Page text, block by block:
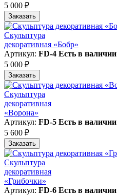
5 000 ₽
Заказать
Скульптура
декоративная «Бобр»
Артикул: FD-4 Есть в наличии
5 000 ₽
Заказать
Скульптура
декоративная
«Ворона»
Артикул: FD-5 Есть в наличии
5 600 ₽
Заказать
Скульптура
декоративная
«Грибочки»
Артикул: FD-6 Есть в наличии